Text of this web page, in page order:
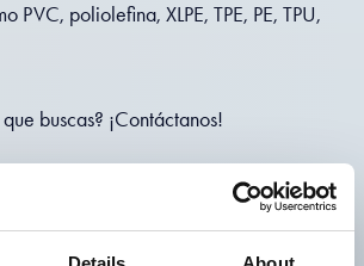
PVC, poliolefina, XLPE, TPE, PE, TPU,
buscas? ¡Contáctanos!